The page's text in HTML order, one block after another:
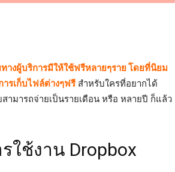
างผู้บริการมีให้ใช้ฟรีหลายๆราย โดยที่นิยม
รเก็บไฟล์ต่างๆฟรีสำหรับใครที่อยากได้
ามารถจ่ายเป็นรายเดือน หรือ หลายปี ก็แล้ว
ใช้งาน Dropbox